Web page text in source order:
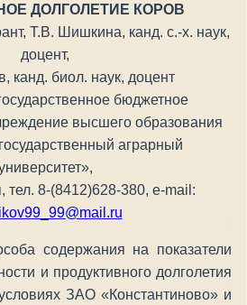
ДОЛГОЛЕТИЕ КОРОВ
Т.В. Шишкина, канд. с.-х. наук,
доцент,
канд. биол. наук, доцент
бюджетное
высшего образования
аграрный
тел. 8-(8412)628-380, e-mail:
содержания на показатели
и продуктивного долголетия
ЗАО «Константиново» и